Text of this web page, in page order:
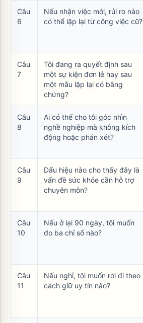
Câu
6
Nếu nhận việc mới, rủi ro nào
có thể lặp lại từ công việc cũ?
Câu
7
Tôi đang ra quyết định sau
một sự kiện đơn lẻ hay sau
một mẫu lặp lại có bằng
chứng?
Câu
8
Ai có thể cho tôi góc nhìn
nghề nghiệp mà không kích
động hoặc phán xét?
Câu
9
Dấu hiệu nào cho thấy đây là
vấn đề sức khỏe cần hỗ trợ
chuyên môn?
Câu
10
Nếu ở lại 90 ngày, tôi muốn
đo ba chỉ số nào?
Câu
11
Nếu nghỉ, tôi muốn rời đi theo
cách giữ uy tín nào?